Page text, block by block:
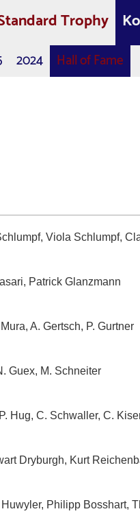
Trophy
2024 Hall of Fame
Viola Schlumpf,
Patrick Glanzmann
A. Gertsch, P. Gurtner
Guex, M. Schneiter
Hug, C. Schwaller, C.
Dryburgh, Kurt
Philipp Bosshart,